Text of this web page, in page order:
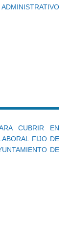
CUBRIR EN
FIJO DE
DE